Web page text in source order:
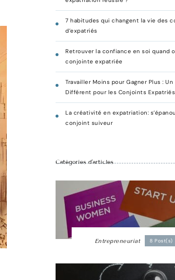
7 habitudes qui changent la vie des
d’expatriés
Retrouver la confiance en soi quand
conjointe expatriée
Travailler Moins pour Gagner Plus : Un
Différent pour les Conjoints Expatriés
La créativité en expatriation:
conjoint suiveur
Catégories d’articles
Entrepreneuriat 8 Post(s)